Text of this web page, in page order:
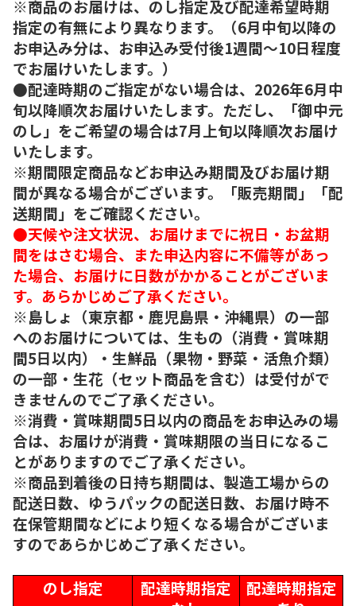
※商品のお届けは、のし指定及び配達希望時期
指定の有無により異なります。（6月中旬以降の
お申込み分は、お申込み受付後1週間～10日程度
でお届けいたします。）
●配達時期のご指定がない場合は、2026年6月中
旬以降順次お届けいたします。ただし、「御中元
のし」をご希望の場合は7月上旬以降順次お届け
いたします。
※期間限定商品などお申込み期間及びお届け期
間が異なる場合がございます。「販売期間」「配
送期間」をご確認ください。
●天候や注文状況、お届けまでに祝日・お盆期
間をはさむ場合、また申込内容に不備等があっ
た場合、お届けに日数がかかることがございま
す。あらかじめご了承ください。
※島しょ（東京都・鹿児島県・沖縄県）の一部
へのお届けについては、生もの（消費・賞味期
間5日以内）・生鮮品（果物・野菜・活魚介類）
の一部・生花（セット商品を含む）は受付がで
きませんのでご了承ください。
※消費・賞味期間5日以内の商品をお申込みの場
合は、お届けが消費・賞味期限の当日になるこ
とがありますのでご了承ください。
※商品到着後の日持ち期間は、製造工場からの
配送日数、ゆうパックの配送日数、お届け時不
在保管期間などにより短くなる場合がございま
すのであらかじめご了承ください。
のし指定
配達時期指定
配達時期指定